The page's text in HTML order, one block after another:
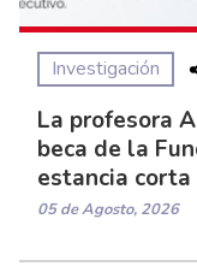
Investigación
La profesora
beca de la
estancia
05 de Agosto, 2026